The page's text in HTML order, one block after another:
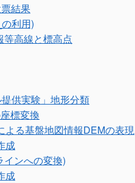
結果
利用)
等高線と標高点
供実験」地形分類
標変換
よる基盤地図情報DEMの表現
成
ンへの変換)
成